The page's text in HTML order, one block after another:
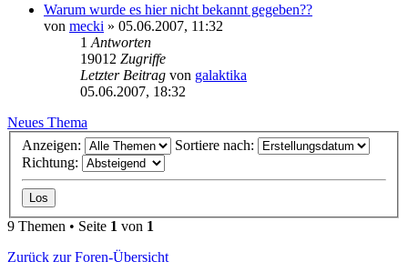
Warum wurde es hier nicht bekannt gegeben??
von mecki » 05.06.2007, 11:32
1 Antworten
19012 Zugriffe
Letzter Beitrag von galaktika
05.06.2007, 18:32
Neues Thema
Anzeigen:
Sortiere nach:
Richtung:
9 Themen • Seite 1 von 1
Zurück zur Foren-Übersicht